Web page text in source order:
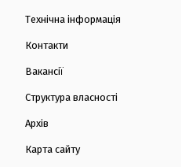
Технічна інформація
Контакти
Вакансії
Структура власності
Архів
Карта сайту